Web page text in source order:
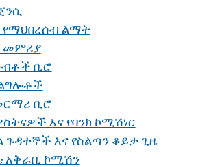
የማህበረሰብ ልማት
መምሪያ
ቢሮ
ቢሮ
እና የባንክ ኮሚሽነር
ጉዳተኞች እና የስልጣን ቆይታ ጊዜ
አቅራቢ ኮሚሽን